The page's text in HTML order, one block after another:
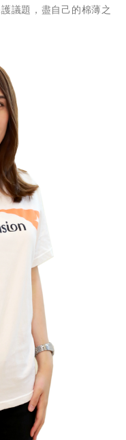
議題，盡自己的棉薄之